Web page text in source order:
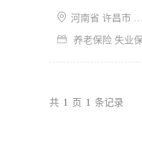
 河南省 许昌市 魏都区
 养老保险 失业
共 1 页 1 条记录